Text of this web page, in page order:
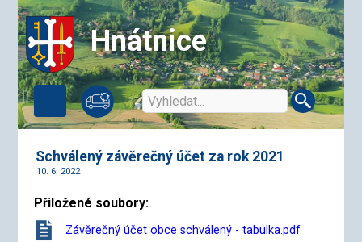
Hnátnice
Schválený závěrečný účet za rok 2021
10. 6. 2022
Přiložené soubory:
Závěrečný účet obce schválený - tabulka.pdf